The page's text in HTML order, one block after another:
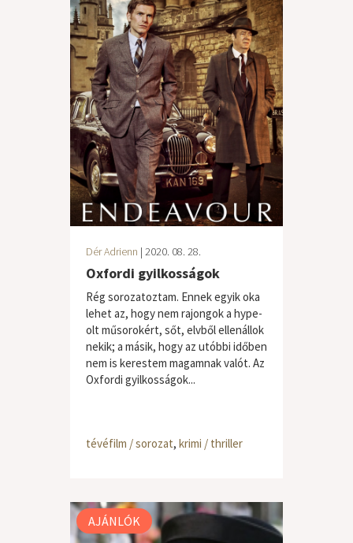
Dér Adrienn | 2020. 08. 28.
Oxfordi gyilkosságok
Rég sorozatoztam. Ennek egyik oka
lehet az, hogy nem rajongok a hype-
olt műsorokért, sőt, elvből ellenállok
nekik; a másik, hogy az utóbbi időben
nem is kerestem magamnak valót. Az
Oxfordi gyilkosságok...
tévéfilm / sorozat, krimi / thriller
AJÁNLÓK